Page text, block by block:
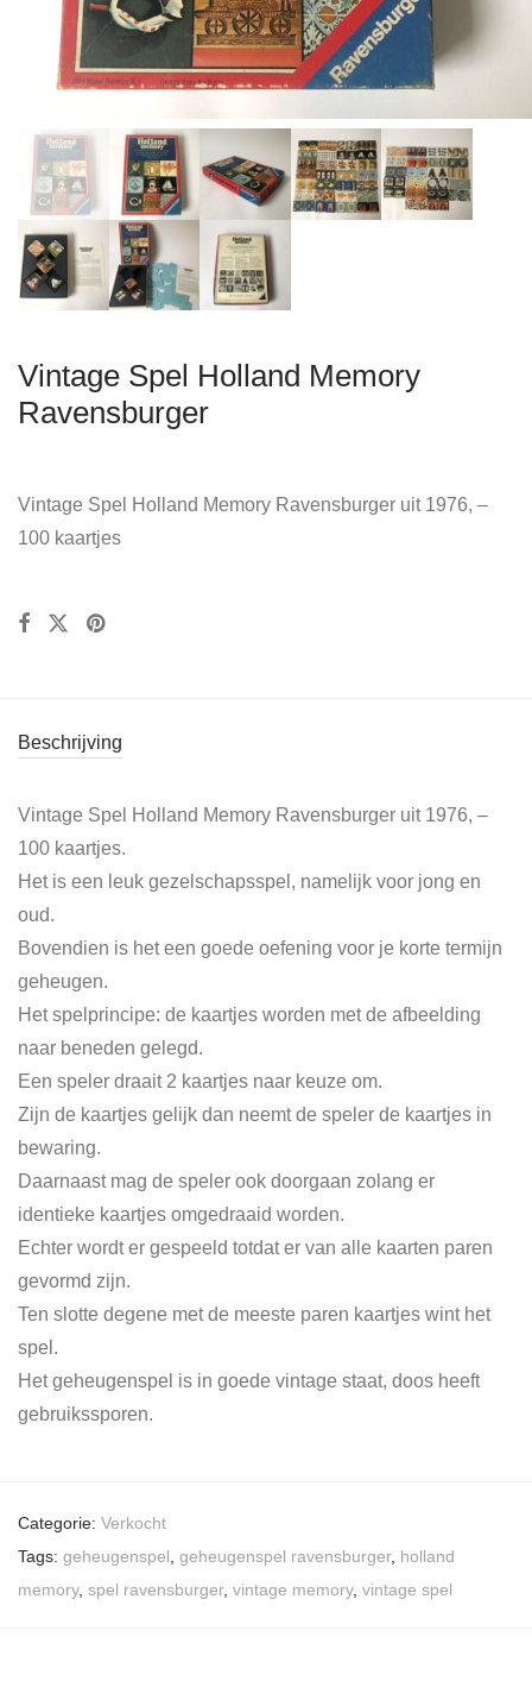
Vintage Spel Holland Memory
Ravensburger
Vintage Spel Holland Memory Ravensburger uit 1976, –
100 kaartjes
Beschrijving
Vintage Spel Holland Memory Ravensburger uit 1976, –
100 kaartjes.
Het is een leuk gezelschapsspel, namelijk voor jong en
oud.
Bovendien is het een goede oefening voor je korte termijn
geheugen.
Het spelprincipe: de kaartjes worden met de afbeelding
naar beneden gelegd.
Een speler draait 2 kaartjes naar keuze om.
Zijn de kaartjes gelijk dan neemt de speler de kaartjes in
bewaring.
Daarnaast mag de speler ook doorgaan zolang er
identieke kaartjes omgedraaid worden.
Echter wordt er gespeeld totdat er van alle kaarten paren
gevormd zijn.
Ten slotte degene met de meeste paren kaartjes wint het
spel.
Het geheugenspel is in goede vintage staat, doos heeft
gebruikssporen.
Categorie: Verkocht
Tags: geheugenspel geheugenspel ravensburger, holland
memory, spel ravensburger, vintage memory, vintage spel